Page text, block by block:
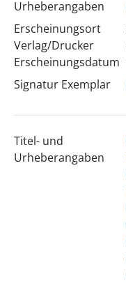
Urheberangaben
Erscheinungsort
Verlag/Drucker
Erscheinungsdatum
Signatur Exemplar
Titel- und
Urheberangaben